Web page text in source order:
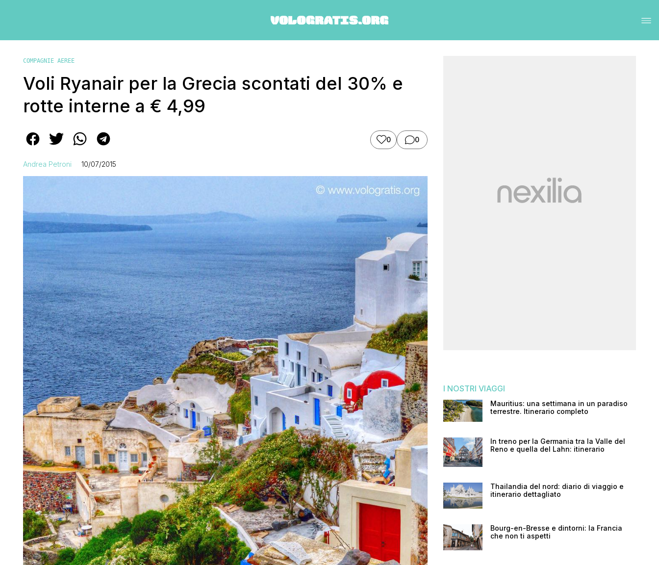
COMPAGNIE AEREE
Voli Ryanair per la Grecia scontati del 30% e
rotte interne a € 4,99
0 0
Andrea Petroni 10/07/2015
I NOSTRI VIAGGI
Mauritius: una settimana in un paradiso
terrestre. Itinerario completo
In treno per la Germania tra la Valle del
Reno e quella del Lahn: itinerario
Thailandia del nord: diario di viaggio e
itinerario dettagliato
Bourg-en-Bresse e dintorni: la Francia
che non ti aspetti